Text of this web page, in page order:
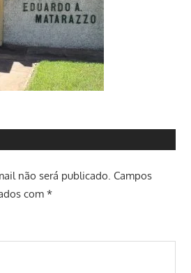
não será publicado. Campos
com *